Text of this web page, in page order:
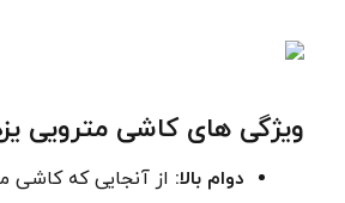
ویژگی های کاشی مترویی
دوام بالا: از آنجایی که کاشی